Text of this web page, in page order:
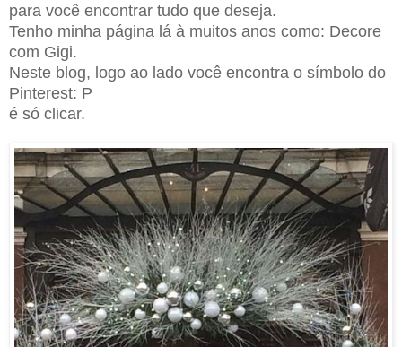
para você encontrar tudo que deseja.
Tenho minha página lá à muitos anos como: Decore
com Gigi.
Neste blog, logo ao lado você encontra o símbolo do
Pinterest: P
é só clicar.